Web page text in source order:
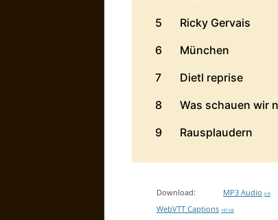
Download: MP3 Audio 0 B
WebVTT Captions 147 KB